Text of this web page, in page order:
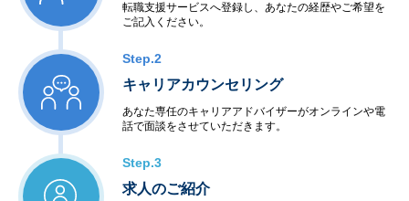
転職支援サービスへ登録し、あなたの経歴やご希望を
ご記入ください。
Step.2
キャリアカウンセリング
あなた専任のキャリアアドバイザーがオンラインや電
話で面談をさせていただきます。
Step.3
求人のご紹介